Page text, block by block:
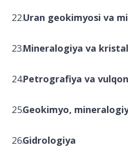
Uran geokimyosi va
Mineralogiya va
Petrografiya va
Geokimyo,
Gidrologiya